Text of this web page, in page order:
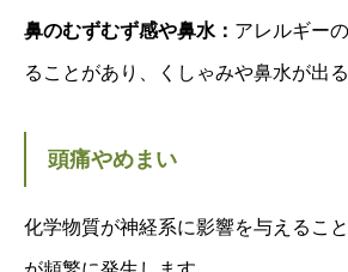
鼻のむずむず感や鼻水： アレルギー
ることがあり、くしゃみや鼻水が出
頭痛やめまい
化学物質が神経系に影響を与えるこ